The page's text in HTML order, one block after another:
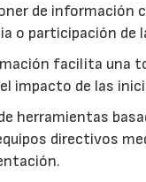
de información
o participación de
facilita una
impacto de las
herramientas
directivos